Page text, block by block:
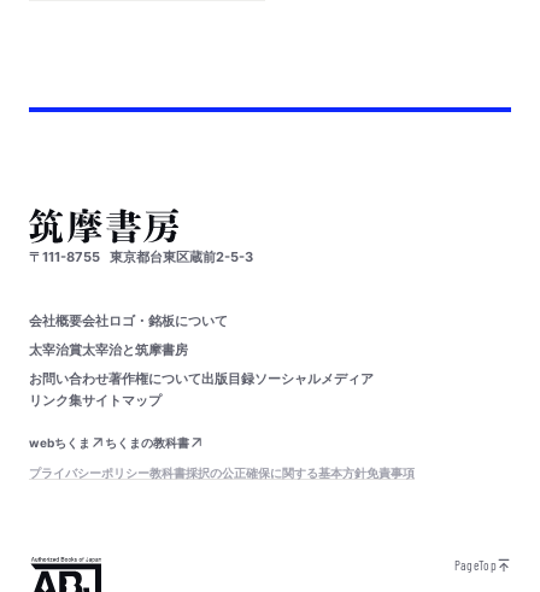
〒111-8755 東京都台東区蔵前2-5-3
会社概要会社ロゴ・銘板について
太宰治賞太宰治と筑摩書房
お問い合わせ著作権について出版目録ソーシャルメディア
リンク集サイトマップ
webちくま
ちくまの教科書
プライバシーポリシー教科書採択の公正確保に関する基本方針免責事項
PageTop